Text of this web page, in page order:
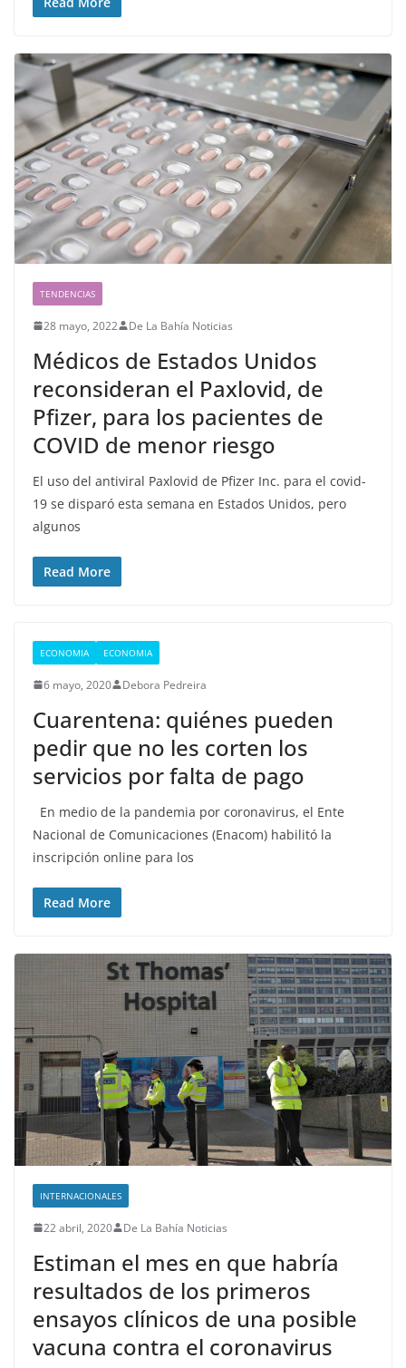
TENDENCIAS
28 mayo, 2022 De La Bahía Noticias
Médicos de Estados Unidos
reconsideran el Paxlovid, de
Pfizer, para los pacientes de
COVID de menor riesgo
El uso del antiviral Paxlovid de Pfizer Inc. para el covid-
19 se disparó esta semana en Estados Unidos, pero
algunos
Read More
ECONOMIA ECONOMIA
6 mayo, 2020 Debora Pedreira
Cuarentena: quiénes pueden
pedir que no les corten los
servicios por falta de pago
En medio de la pandemia por coronavirus, el Ente
Nacional de Comunicaciones (Enacom) habilitó la
inscripción online para los
Read More
INTERNACIONALES
22 abril, 2020 De La Bahía Noticias
Estiman el mes en que habría
resultados de los primeros
ensayos clínicos de una posible
vacuna contra el coronavirus